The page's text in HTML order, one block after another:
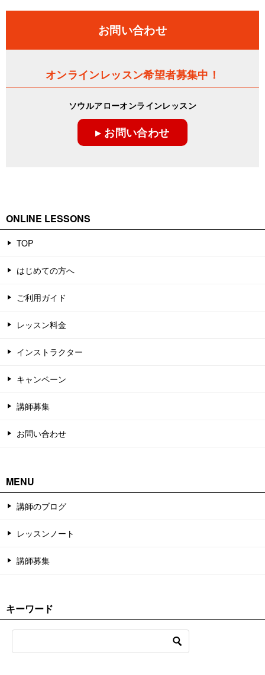
お問い合わせ
オンラインレッスン希望者募集中！
ソウルアローオンラインレッスン
▸ お問い合わせ
ONLINE LESSONS
TOP
はじめての方へ
ご利用ガイド
レッスン料金
インストラクター
キャンペーン
講師募集
お問い合わせ
MENU
講師のブログ
レッスンノート
講師募集
キーワード